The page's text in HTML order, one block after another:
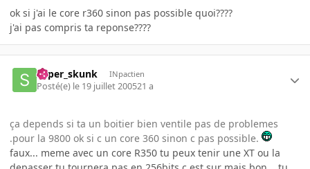
ok si j'ai le core r360 sinon pas possible quoi????
j'ai pas compris ta reponse????
super_skunk INpactien
Posté(e) le 19 juillet 200521 a
ça depends si ta un boitier bien ventile pas de problemes
.pour la 9800 ok si c un core 360 sinon c pas possible.
faux... meme avec un core R350 tu peux tenir une XT ou la